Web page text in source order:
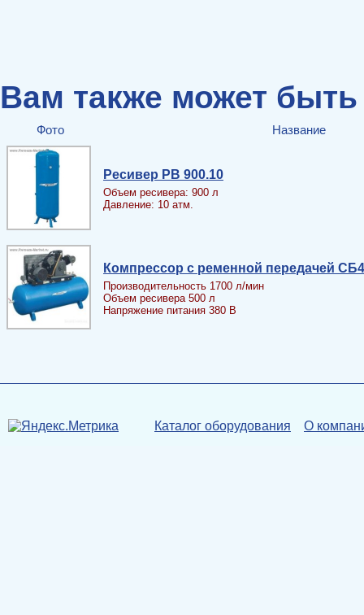
Вам также может быть
Фото Название
Ресивер PB 900.10
Объем ресивера: 900 л
Давление: 10 атм.
Компрессор с ременной передачей
Производительность 1700 л/мин
Объем ресивера 500 л
Напряжение питания 380 В
Каталог оборудования О